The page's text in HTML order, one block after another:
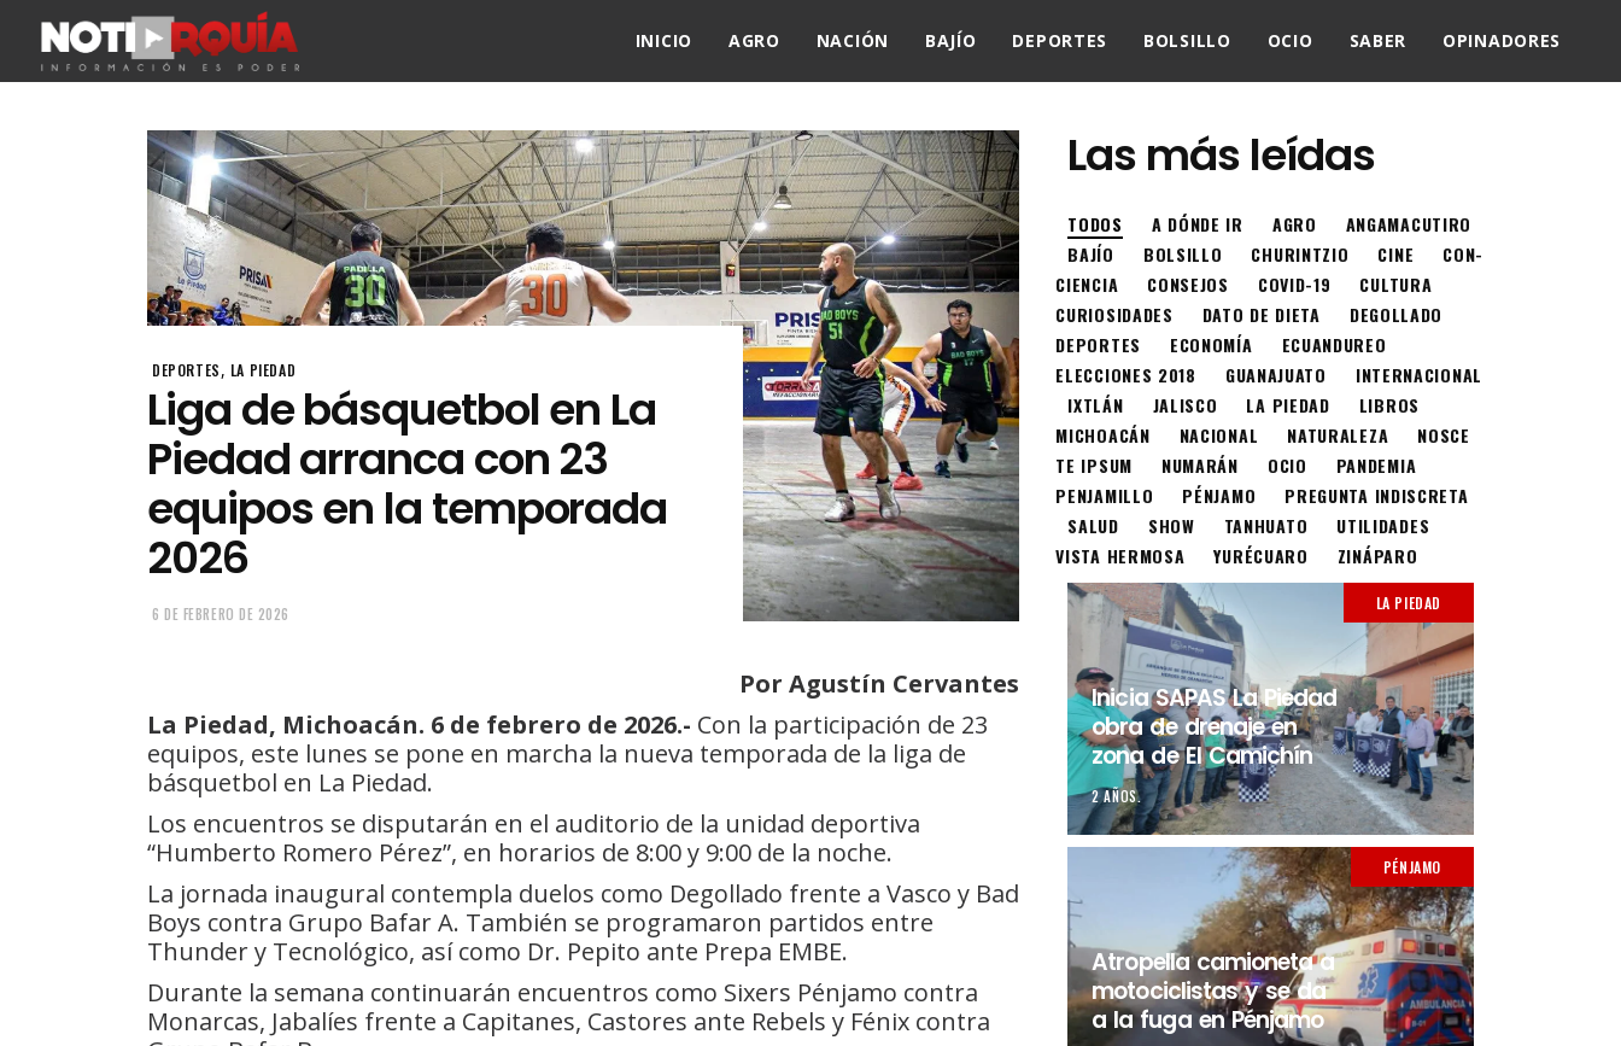
INICIO AGRO NACIÓN BAJÍO DEPORTES BOLSILLO OCIO SABER OPINADORES
DEPORTES, LA PIEDAD
Liga de básquetbol en La
Piedad arranca con 23
equipos en la temporada
2026
6 DE FEBRERO DE 2026
Por Agustín Cervantes
La Piedad, Michoacán. 6 de febrero de 2026.- Con la participación de 23
equipos, este lunes se pone en marcha la nueva temporada de la liga de
básquetbol en La Piedad.
Los encuentros se disputarán en el auditorio de la unidad deportiva
“Humberto Romero Pérez”, en horarios de 8:00 y 9:00 de la noche.
La jornada inaugural contempla duelos como Degollado frente a Vasco y Bad
Boys contra Grupo Bafar A. También se programaron partidos entre
Thunder y Tecnológico, así como Dr. Pepito ante Prepa EMBE.
Durante la semana continuarán encuentros como Sixers Pénjamo contra
Monarcas, Jabalíes frente a Capitanes, Castores ante Rebels y Fénix contra
Las más leídas
TODOS A DÓNDE IR AGRO
ANGAMACUTIRO
BAJÍO
BOLSILLO CHURINTZIO CINE
CON-
CIENCIA
CONSEJOS COVID-19
CULTURA
CURIOSIDADES
DATO DE DIETA
DEGOLLADO
DEPORTES
ECONOMÍA
ECUANDUREO
ELECCIONES 2018
GUANAJUATO
INTERNACIONAL
IXTLÁN
JALISCO LA PIEDAD
LIBROS
MICHOACÁN
NACIONAL NATURALEZA
NOSCE
TE IPSUM
NUMARÁN OCIO
PANDEMIA
PENJAMILLO
PÉNJAMO
PREGUNTA INDISCRETA
SALUD
SHOW TANHUATO
UTILIDADES
VISTA HERMOSA
YURÉCUARO ZINÁPARO
LA PIEDAD
Inicia SAPAS La Piedad
obra de drenaje en
zona de El Camichín
2 AÑOS.
PÉNJAMO
Atropella camioneta a
motociclistas y se da
a la fuga en Pénjamo